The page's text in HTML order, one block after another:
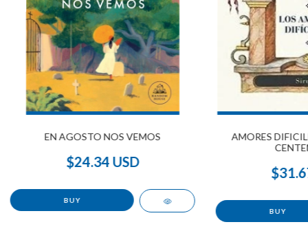
EN AGOSTO NOS VEMOS
$24.34 USD
AMORES